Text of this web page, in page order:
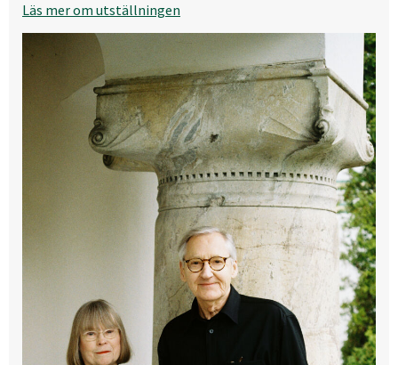
Läs mer om utställningen